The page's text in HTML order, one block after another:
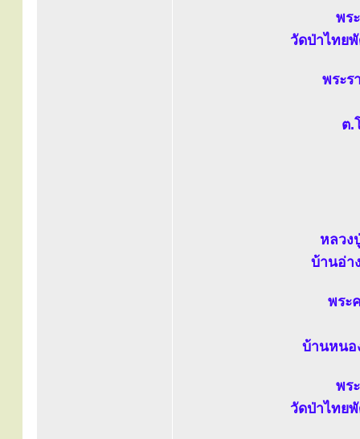
พร
วัดป่าไทย
พระร
ต.
หลวง
บ้านอ่า
พระ
บ้านหนอ
พร
วัดป่าไทย